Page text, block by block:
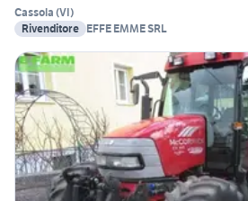
Cassola (VI)
Rivenditore EFFE EMME SRL